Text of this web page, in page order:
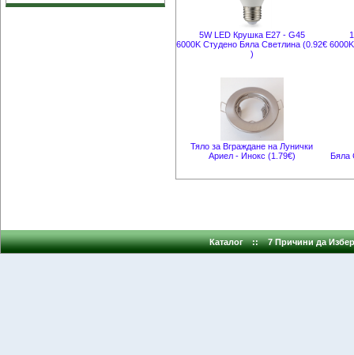
5W LED Крушка Е27 - G45
6000K Студено Бяла Светлина (0.92€
)
Тяло за Вграждане на Лунички
Ариел - Инокс (1.79€)
Бяла
Каталог :: 7 Причини да